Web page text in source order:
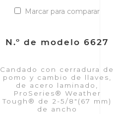
Marcar para comparar
N.º de modelo 6627
Candado con cerradura de
pomo y cambio de llaves,
de acero laminado,
ProSeries® Weather
Tough® de 2-5/8"(67 mm)
de ancho